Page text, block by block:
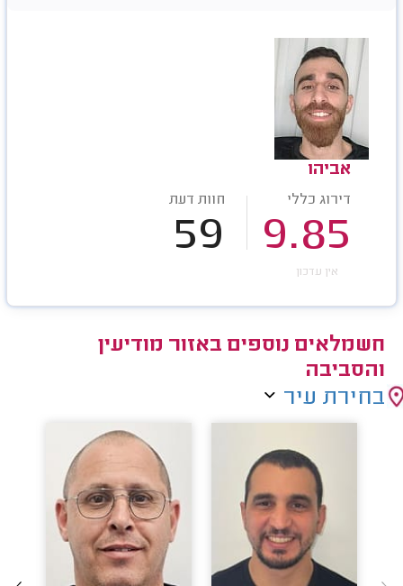
אביהו
דירוג כללי
9.85
חוות דעת
59
אין עדכון
חשמלאים נוספים באזור מודיעין
והסביבה
בחירת עיר